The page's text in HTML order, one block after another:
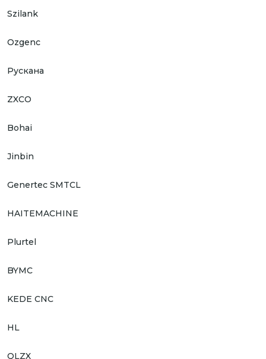
Szilank
Ozgenc
Рускана
ZXCO
Bohai
Jinbin
Genertec SMTCL
HAITEMACHINE
Plurtel
BYMC
KEDE CNC
HL
QLZX